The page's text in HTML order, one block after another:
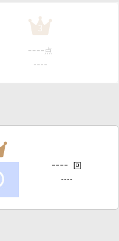
3
---- 点
----
---- 回
----